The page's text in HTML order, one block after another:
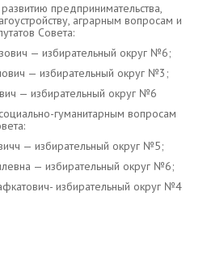
предпринимательства,
аграрным вопросам и
Совета:
— избирательный округ №6;
— избирательный округ №3;
— избирательный округ №6
гуманитарным вопросам
— избирательный округ №5;
— избирательный округ №6;
избирательный округ №4